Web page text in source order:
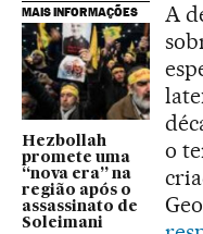
MAIS INFORMAÇÕES
Hezbollah
promete uma
“nova era” na
região após o
assassinato de
Soleimani
A
o